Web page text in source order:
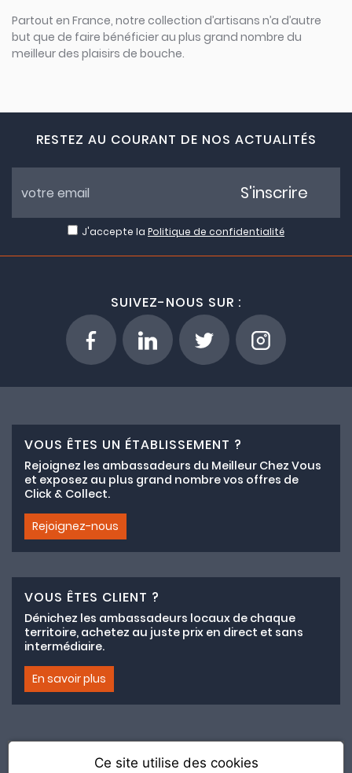
Partout en France, notre collection d’artisans n’a d’autre
but que de faire bénéficier au plus grand nombre du
meilleur des plaisirs de bouche.
RESTEZ AU COURANT DE NOS ACTUALITÉS
J'accepte la Politique de confidentialité
S'inscrire
SUIVEZ-NOUS SUR :
VOUS ÊTES UN ÉTABLISSEMENT ?
Rejoignez les ambassadeurs du Meilleur Chez Vous
et exposez au plus grand nombre vos offres de
Click & Collect.
Rejoignez-nous
VOUS ÊTES CLIENT ?
Dénichez les ambassadeurs locaux de chaque
territoire, achetez au juste prix en direct et sans
intermédiaire.
En savoir plus
Ce site utilise des cookies